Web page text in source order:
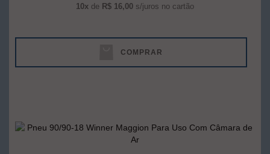
10x de R$ 16,00 s/juros no cartão
COMPRAR